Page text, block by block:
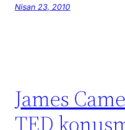
Nisan 23, 2010
James
TED